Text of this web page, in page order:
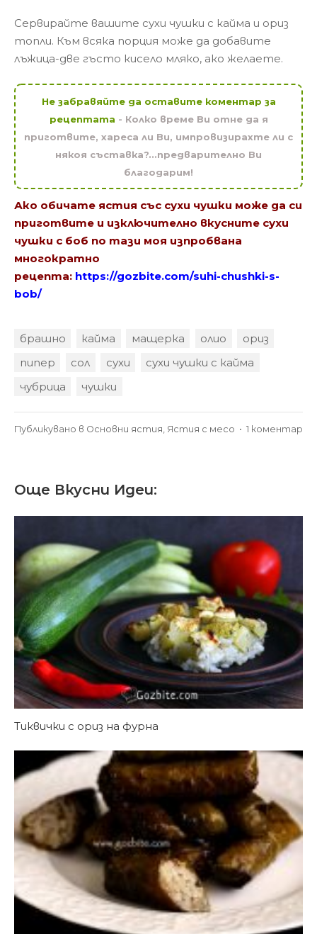
Сервирайте вашите сухи чушки с кайма и ориз
топли. Към всяка порция може да добавите
лъжица-две гъсто кисело мляко, ако желаете.
Не забравяйте да оставите коментар за
рецептата - Колко време Ви отне да я
приготвите, хареса ли Ви, импровизирахте ли с
някоя съставка?...предварително Ви
благодарим!
Ако обичате ястия със сухи чушки може да си
приготвите и изключително вкусните сухи
чушки с боб по тази моя изпробвана
многократно
рецепта: https://gozbite.com/suhi-chushki-s-
bob/
брашно кайма мащерка олио
ориз
пипер
сол сухи
сухи чушки с кайма
чубрица
чушки
Публикувано в Основни ястия Ястия с месо • 1 коментар
Още Вкусни Идеи:
Тиквички с ориз на фурна